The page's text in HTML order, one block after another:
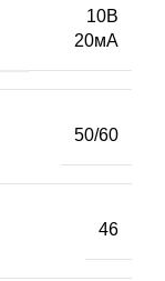
10В
20мА
50/60
46